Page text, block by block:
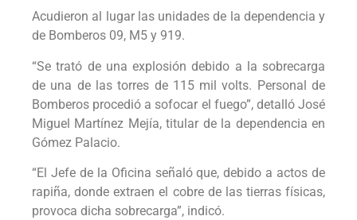
Acudieron al lugar las unidades de la dependencia y
de Bomberos 09, M5 y 919.
“Se trató de una explosión debido a la sobrecarga
de una de las torres de 115 mil volts. Personal de
Bomberos procedió a sofocar el fuego”, detalló José
Miguel Martínez Mejía, titular de la dependencia en
Gómez Palacio.
“El Jefe de la Oficina señaló que, debido a actos de
rapiña, donde extraen el cobre de las tierras físicas,
provoca dicha sobrecarga”, indicó.